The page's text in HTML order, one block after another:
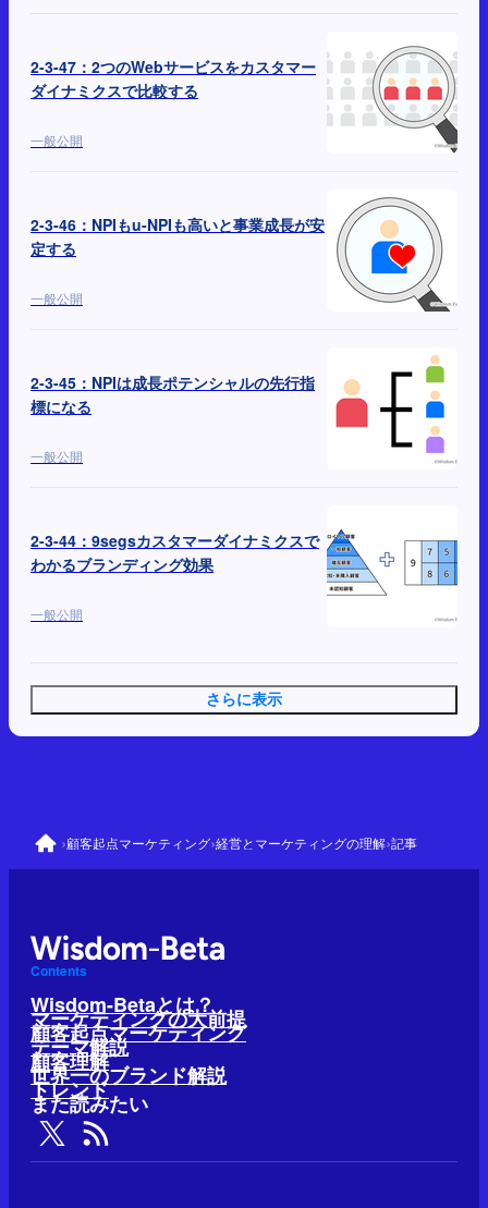
2-3-47：2つのWebサービスをカスタマー
ダイナミクスで比較する
一般公開
2-3-46：NPIもu-NPIも高いと事業成長が安
定する
一般公開
2-3-45：NPIは成長ポテンシャルの先行指
標になる
一般公開
2-3-44：9segsカスタマーダイナミクスで
わかるブランディング効果
一般公開
さらに表示
›顧客起点マーケティング›経営とマーケティングの理解›記事
Contents
Wisdom-Betaとは？
マーケティングの大前提
顧客起点マーケティング
テーマ解説
顧客理解
世界一のブランド解説
トレンド
また読みたい